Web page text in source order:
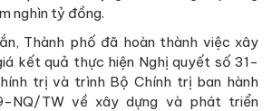
nghìn tỷ đồng.
Thành phố đã hoàn thành việc xây
kết quả thực hiện Nghị quyết số 31-
trị và trình Bộ Chính trị ban hành
NQ/TW về xây dựng và phát triển